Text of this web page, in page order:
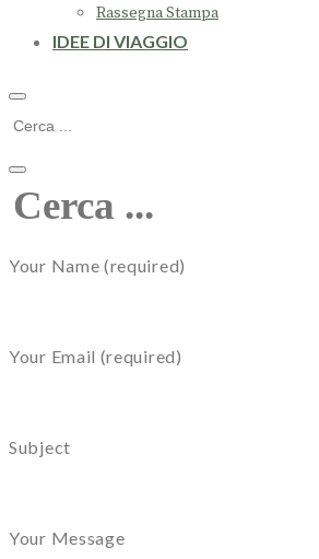
Rassegna Stampa
IDEE DI VIAGGIO
Your Name (required)
Your Email (required)
Subject
Your Message